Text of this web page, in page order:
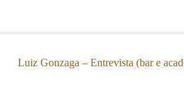
Luiz Gonzaga – Entrevista (bar e